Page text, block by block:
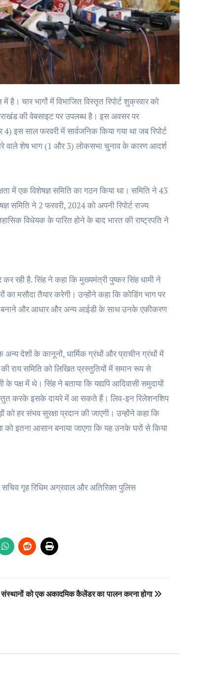
की वेबसाइट पर उपलब्ध है। इस अवसर पर
इस साल फरवरी में सार्वजनिक किया गया था जब रिपोर्ट
दौरे वाले शेष भाग (1 और 3) लोकसभा चुनाव के कारण आदर्श
में एक विशेषज्ञ समिति का गठन किया था। समिति ने 43
ने 2 फरवरी, 2024 को अपनी रिपोर्ट राज्य
विधेयक के पारित होने के बाद भारत की राष्ट्रपति ने
रही है. सिंह ने कहा कि मुख्यमंत्री पुष्कर सिंह धामी ने
का मसौदा तैयार करेगी। उन्होंने कहा कि कोडिंग भाग पर
बनाने और आधार और अन्य आईडी के साथ उनके एकीकरण
अन्य देशों के कानूनों, धार्मिक ग्रंथों और प्राचीन ग्रंथों में
राय समिति को लिखित प्रस्तुतियों में समान रूप से
पक्ष में थे। सिंह ने बताया कि यद्यपि आदिवासी समुदायों
करके इसके दायरे में आ सकते हैं। लिव-इन रिलेशनशिप
हर संभव सुरक्षा प्रदान की जाएगी। उन्होंने कहा कि
इतना आसान बनाया जाएगा कि यह उनके घरों से किया
गृह रिधिम अग्रवाल और अतिरिक्त पुलिस
संस्थानों को एक अकादमिक कैलेंडर का पालन करना होगा